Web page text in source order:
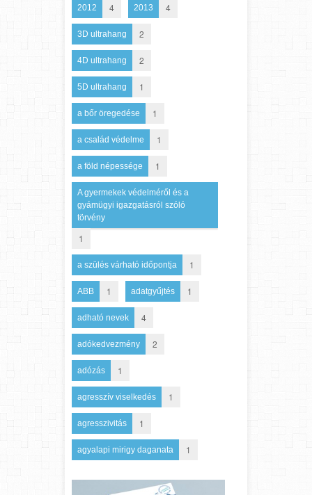
2012 4 2013 4
3D ultrahang 2
4D ultrahang 2
5D ultrahang 1
a bőr öregedése 1
a család védelme 1
a föld népessége 1
A gyermekek védelméről és a
gyámügyi igazgatásról szóló
törvény
1
a szülés várható időpontja 1
ABB 1 adatgyűjtés 1
adható nevek 4
adókedvezmény 2
adózás 1
agresszív viselkedés 1
agresszivitás 1
agyalapi mirigy daganata 1